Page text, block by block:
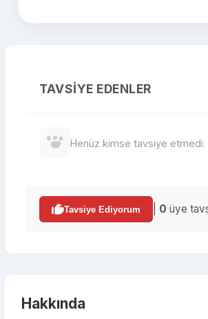
TAVSIYE EDENLER
Henüz kimse tavsiye etmedi.
Tavsiye Ediyorum 0 üye
Hakkında